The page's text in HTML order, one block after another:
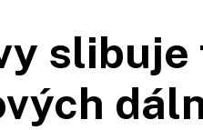
slibuje